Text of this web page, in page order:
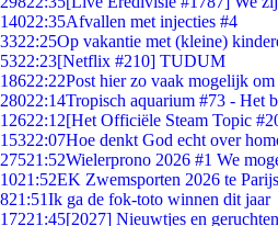
14022:35Afvallen met injecties #4
3322:25Op vakantie met (kleine)
5322:23[Netflix #210] TUDUM
18622:22Post hier zo vaak mogelijk
28022:14Tropisch aquarium #73 - Het
12622:12[Het Officiële Steam Topic
15322:07Hoe denkt God echt over
27521:52Wielerprono 2026 #1 We
1021:52EK Zwemsporten 2026 te
821:51Ik ga de fok-toto winnen dit jaar
17221:45[2027] Nieuwtjes en